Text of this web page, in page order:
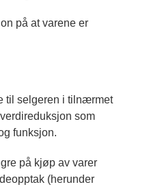
på at varene er
til selgeren i tilnærmet
som
funksjon.
på kjøp av varer
(herunder